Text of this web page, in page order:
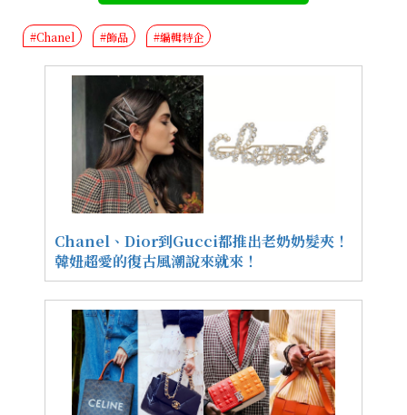
#Chanel #飾品 #編輯特企
Chanel、Dior到Gucci都推出老奶奶髮夾！
韓妞超愛的復古風潮說來就來！